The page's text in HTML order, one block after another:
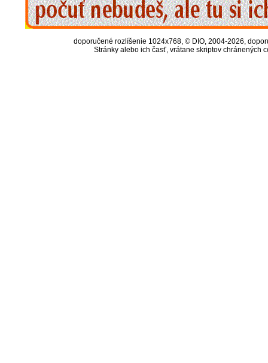
doporučené rozlíšenie 1024x768, © DIO, 2004-2026,
Stránky alebo ich časť, vrátane skriptov chránených